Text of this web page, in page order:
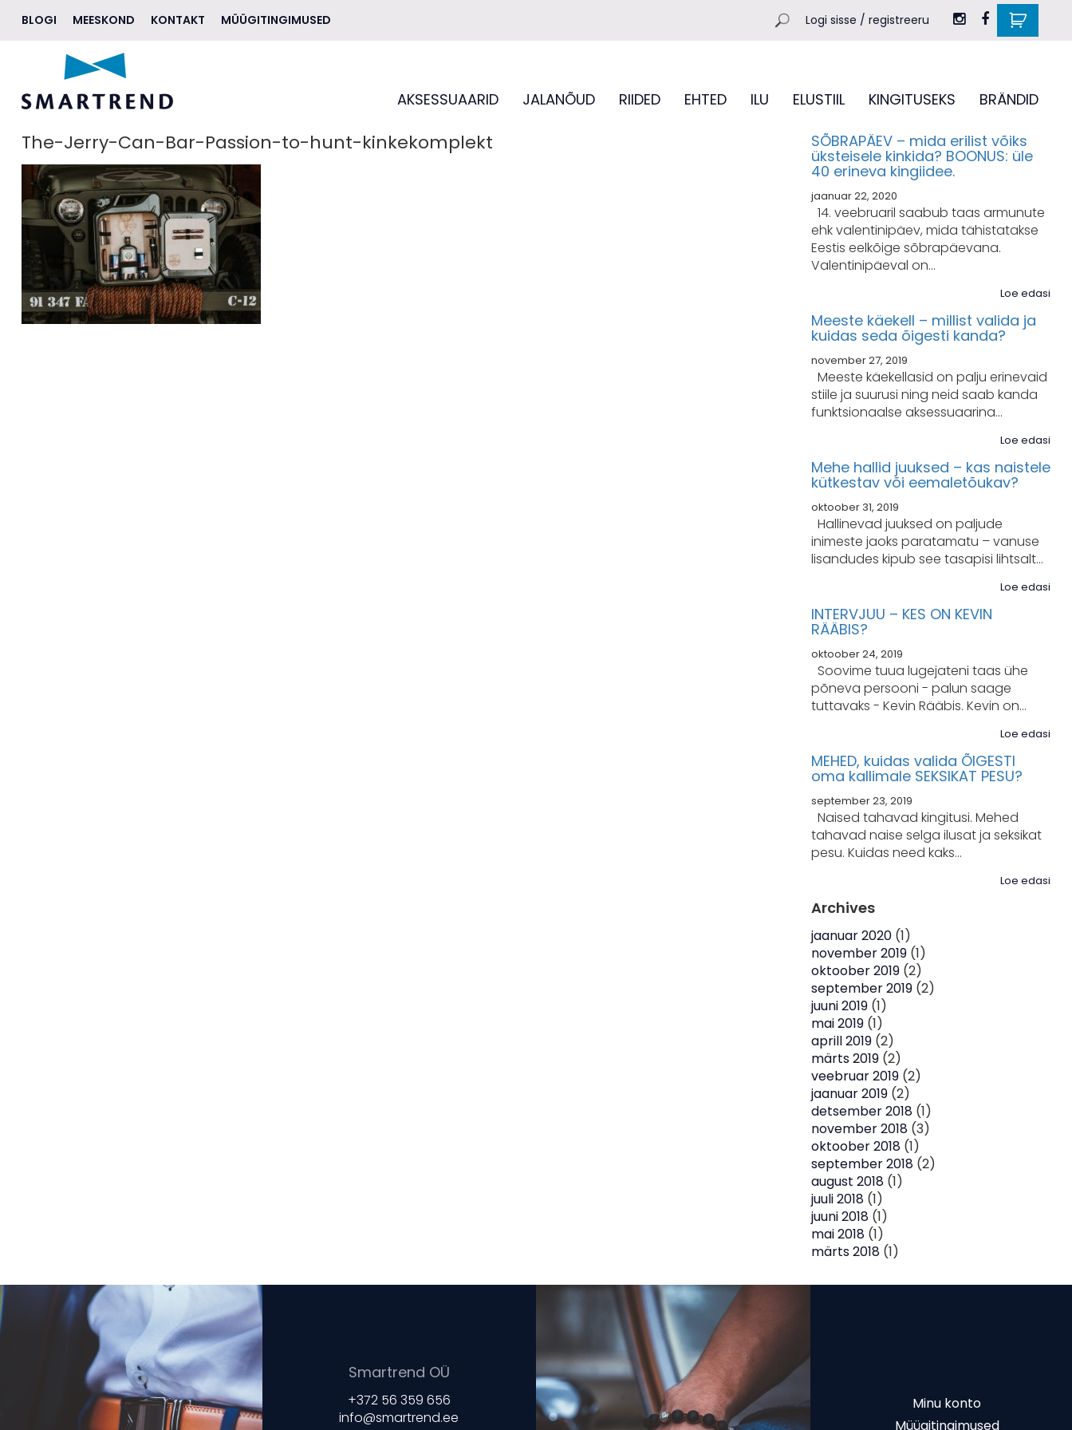
AKSESSUAARID
JALANÕUD
RIIDED
EHTED
ILU
ELUSTIIL
KINGITUSEKS
BRÄNDID
Logi sisse / registreeru
BLOGI MEESKOND KONTAKT MÜÜGITINGIMUSED
AKSESSUAARID JALANÕUD RIIDED EHTED ILU ELUSTIIL KINGITUSEKS BRÄNDID
The-Jerry-Can-Bar-Passion-to-hunt-kinkekomplekt SÕBRAPÄEV – mida erilist võiks
üksteisele kinkida? BOONUS: üle
40 erineva kingiidee.
jaanuar 22, 2020
14. veebruaril saabub taas armunute
ehk valentinipäev, mida tähistatakse
Eestis eelkõige sõbrapäevana.
Valentinipäeval on…
Loe edasi
Meeste käekell – millist valida ja
kuidas seda õigesti kanda?
november 27, 2019
Meeste käekellasid on palju erinevaid
stiile ja suurusi ning neid saab kanda
funktsionaalse aksessuaarina…
Loe edasi
Mehe hallid juuksed – kas naistele
kütkestav või eemaletõukav?
oktoober 31, 2019
Hallinevad juuksed on paljude
inimeste jaoks paratamatu – vanuse
lisandudes kipub see tasapisi lihtsalt…
Loe edasi
INTERVJUU – KES ON KEVIN
RÄÄBIS?
oktoober 24, 2019
Soovime tuua lugejateni taas ühe
põneva persooni - palun saage
tuttavaks - Kevin Rääbis. Kevin on…
Loe edasi
MEHED, kuidas valida ÕIGESTI
oma kallimale SEKSIKAT PESU?
september 23, 2019
Naised tahavad kingitusi. Mehed
tahavad naise selga ilusat ja seksikat
pesu. Kuidas need kaks…
Loe edasi
Archives
jaanuar 2020 (1)
november 2019 (1)
oktoober 2019 (2)
september 2019 (2)
juuni 2019 (1)
mai 2019 (1)
aprill 2019 (2)
märts 2019 (2)
veebruar 2019 (2)
jaanuar 2019 (2)
detsember 2018 (1)
november 2018 (3)
oktoober 2018 (1)
september 2018 (2)
august 2018 (1)
juuli 2018 (1)
juuni 2018 (1)
mai 2018 (1)
märts 2018 (1)
Smartrend OÜ
+372 56 359 656
info@smartrend.ee
Minu konto
Müügitingimused